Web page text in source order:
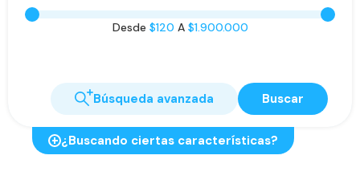
Desde $120 A $1.900.000
Búsqueda avanzada Buscar
¿Buscando ciertas características?